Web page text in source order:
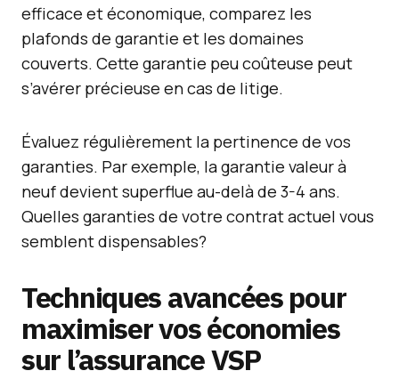
efficace et économique, comparez les
plafonds de garantie et les domaines
couverts. Cette garantie peu coûteuse peut
s’avérer précieuse en cas de litige.
Évaluez régulièrement la pertinence de vos
garanties. Par exemple, la garantie valeur à
neuf devient superflue au-delà de 3-4 ans.
Quelles garanties de votre contrat actuel vous
semblent dispensables?
Techniques avancées pour
maximiser vos économies
sur l’assurance VSP